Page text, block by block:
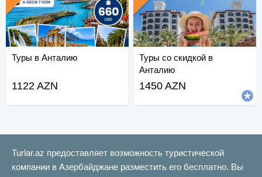
Туры в Анталию
1122 AZN
Туры со скидкой в
Анталию
1450 AZN
Turlar.az предоставляет возможность туристической
компании в Азербайджане разместить его бесплатно. Вы